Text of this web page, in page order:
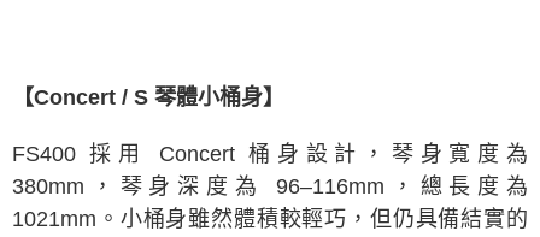
【Concert / S 琴體小桶身】
FS400 採用 Concert 桶身設計，琴身寬度為
380mm，琴身深度為 96–116mm，總長度為
1021mm。小桶身雖然體積較輕巧，但仍具備結實的